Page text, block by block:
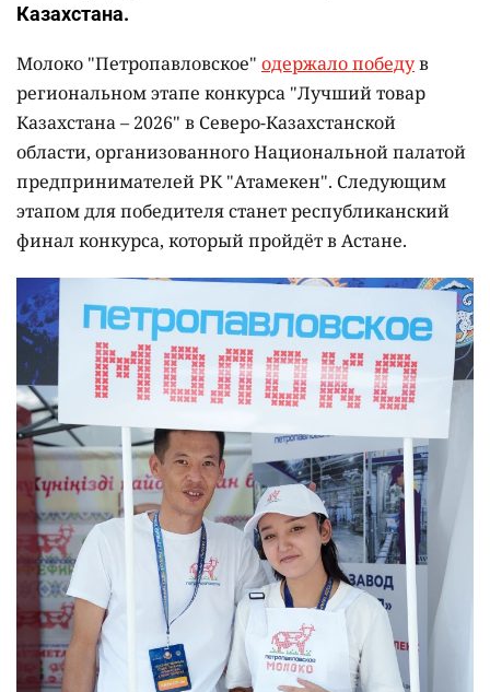
Казахстана.
Молоко "Петропавловское" одержало победув
региональном этапе конкурса "Лучший товар
Казахстана – 2026" в Северо-Казахстанской
области, организованного Национальной палатой
предпринимателей РК "Атамекен". Следующим
этапом для победителя станет республиканский
финал конкурса, который пройдёт в Астане.